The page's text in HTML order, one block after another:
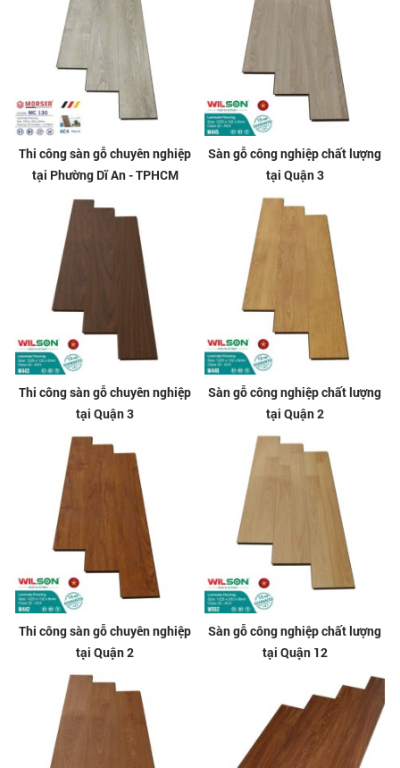
Thi công sàn gỗ chuyên nghiệp
tại Phường Dĩ An - TPHCM
Sàn gỗ công nghiệp chất lượng
tại Quận 3
Thi công sàn gỗ chuyên nghiệp
tại Quận 3
Sàn gỗ công nghiệp chất lượng
tại Quận 2
Thi công sàn gỗ chuyên nghiệp
tại Quận 2
Sàn gỗ công nghiệp chất lượng
tại Quận 12